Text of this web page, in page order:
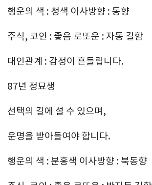
행운의 색 : 청색 이사방향 : 동향
주식, 코인 : 좋음 로또운 : 자동 길함
대인관계 : 감정이 흔들립니다.
87년 정묘생
선택의 길에 설 수 있으며,
운명을 받아들여야 합니다.
행운의 색 : 분홍색 이사방향 : 북동향